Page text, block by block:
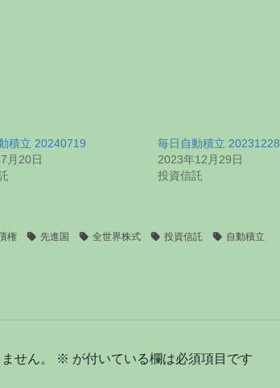
積立 20240719
月20日
毎日自動積立 20231228
2023年12月29日
投資信託
権 先進国 全世界株式 投資信託 自動積立
せん。 ※ が付いている欄は必須項目です